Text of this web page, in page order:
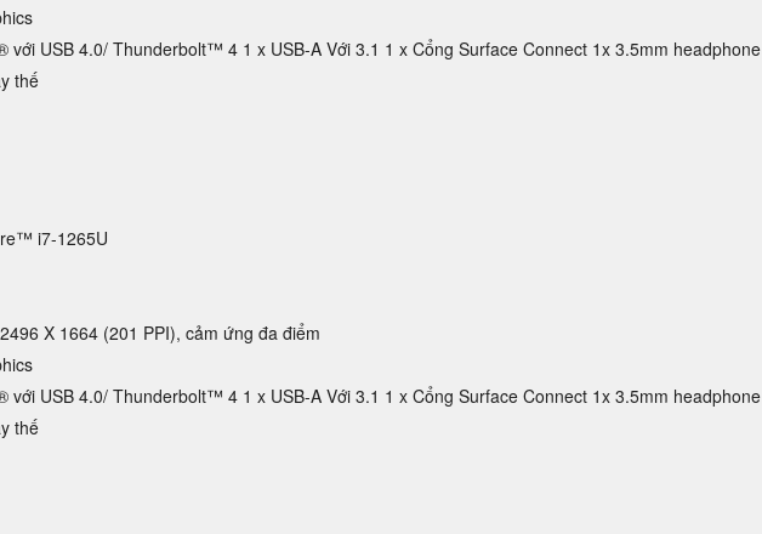
với USB 4.0/ Thunderbolt™ 4 1 x USB-A Với 3.1 1 x Cổng Surface Connect 1x 3.5mm headphone
thế
i7-1265U
X 1664 (201 PPI), cảm ứng đa điểm
với USB 4.0/ Thunderbolt™ 4 1 x USB-A Với 3.1 1 x Cổng Surface Connect 1x 3.5mm headphone
thế